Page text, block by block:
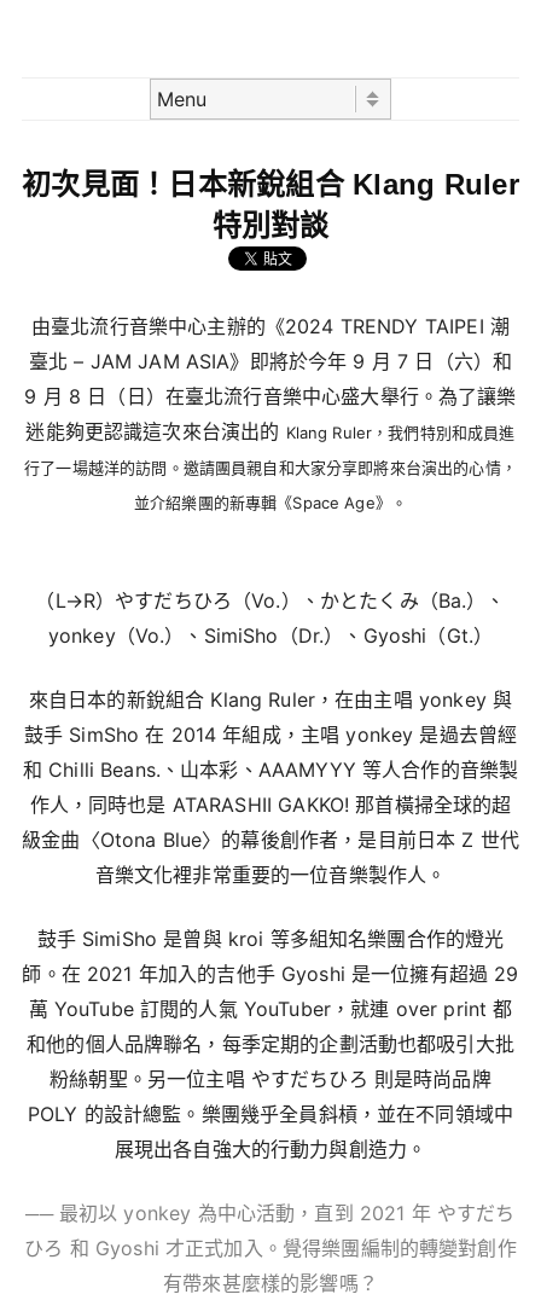
初次見面！日本新銳組合 Klang Ruler
特別對談
由臺北流行音樂中心主辦的《2024 TRENDY TAIPEI 潮
臺北 – JAM JAM ASIA》即將於今年 9 月 7 日（六）和
9 月 8 日（日）在臺北流行音樂中心盛大舉行。為了讓樂
迷能夠更認識這次來台演出的 Klang Ruler，我們特別和成員進
行了一場越洋的訪問。邀請團員親自和大家分享即將來台演出的心情，
並介紹樂團的新專輯 《Space Age》。
（L→R）やすだちひろ（Vo.）、かとたくみ（Ba.）、
yonkey（Vo.）、SimiSho（Dr.）、Gyoshi（Gt.）
來自日本的新銳組合 Klang Ruler，在由主唱 yonkey 與
鼓手 SimSho 在 2014 年組成，主唱 yonkey 是過去曾經
和 Chilli Beans.、山本彩、AAAMYYY 等人合作的音樂製
作人，同時也是 ATARASHII GAKKO! 那首橫掃全球的超
級金曲〈Otona Blue〉的幕後創作者，是目前日本 Z 世代
音樂文化裡非常重要的一位音樂製作人。
鼓手 SimiSho 是曾與 kroi 等多組知名樂團合作的燈光
師。在 2021 年加入的吉他手 Gyoshi 是一位擁有超過 29
萬 YouTube 訂閱的人氣 YouTuber，就連 over print 都
和他的個人品牌聯名，每季定期的企劃活動也都吸引大批
粉絲朝聖。另一位主唱 やすだちひろ 則是時尚品牌
POLY 的設計總監。樂團幾乎全員斜槓，並在不同領域中
展現出各自強大的行動力與創造力。
── 最初以yonkey 為中心活動，直到 2021 年 やすだち
ひろ 和 Gyoshi 才正式加入。覺得樂團編制的轉變對創作
有帶來甚麼樣的影響嗎？